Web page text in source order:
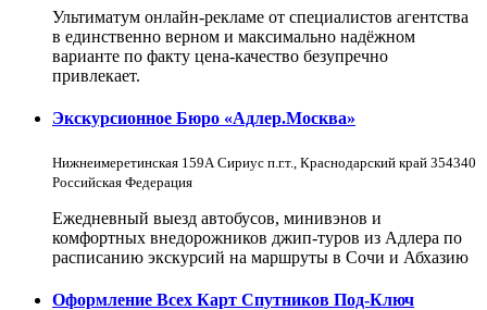
Ультиматум онлайн-рекламе от специалистов агентства
в единственно верном и максимально надёжном
варианте по факту цена-качество безупречно
привлекает.
Экскурсионное Бюро «Адлер.Москва»
Нижнеимеретинская 159А Сириус п.г.т., Краснодарский край 354340
Российская Федерация
Ежедневный выезд автобусов, минивэнов и
комфортных внедорожников джип-туров из Адлера по
расписанию экскурсий на маршруты в Сочи и Абхазию
Оформление Всех Карт Спутников Под-Ключ